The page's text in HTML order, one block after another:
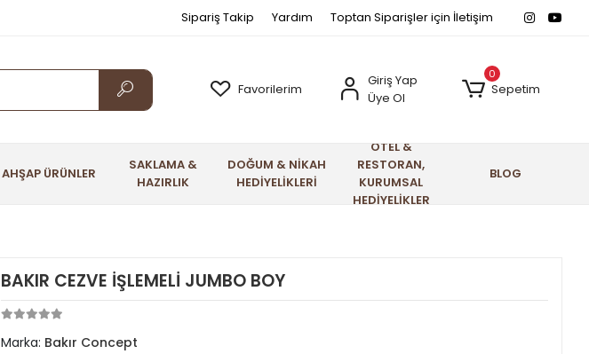
Sipariş Takip Yardım Toptan Siparişler için İletişim
Favorilerim
Giriş Yap
Üye Ol
0
Sepetim
AHŞAP ÜRÜNLER
SAKLAMA &
HAZIRLIK
DOĞUM & NİKAH
HEDİYELİKLERİ
OTEL &
RESTORAN,
KURUMSAL
HEDİYELİKLER
BLOG
BAKIR CEZVE İŞLEMELİ JUMBO BOY
Marka: Bakır Concept